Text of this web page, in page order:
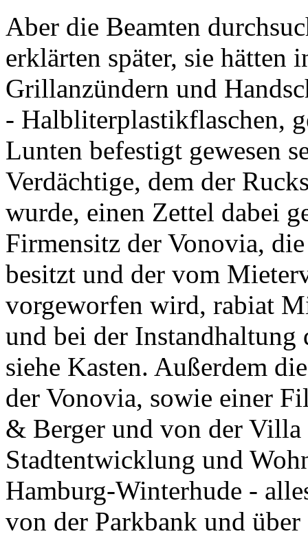
Aber die Beamten
erklärten später, sie hätten
Grillanzündern und
- Halbliterplastikflaschen,
Lunten befestigt gewesen
Verdächtige, dem der
wurde, einen Zettel dabei
Firmensitz der Vonovia,
besitzt und der vom
vorgeworfen wird, rabiat
und bei der Instandhaltung
siehe Kasten. Außerdem
der Vonovia, sowie einer
& Berger und von der
Stadtentwicklung und
Hamburg-Winterhude -
von der Parkbank und